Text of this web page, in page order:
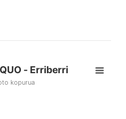
- Erriberri
kopurua